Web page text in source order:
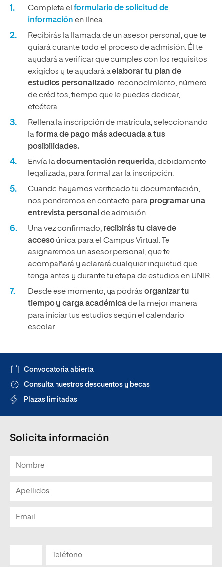
Completa el formulario de solicitud de
información en línea.
Recibirás la llamada de un asesor personal, que te
guiará durante todo el proceso de admisión. Él te
ayudará a verificar que cumples con los requisitos
exigidos y te ayudará aelaborar tu plan de
estudios personalizado: reconocimiento, número
de créditos, tiempo que le puedes dedicar,
etcétera.
Rellena la inscripción de matrícula, seleccionando
laforma de pago más adecuada a tus
posibilidades.
Envía ladocumentación requerida, debidamente
legalizada, para formalizar la inscripción.
Cuando hayamos verificado tu documentación,
nos pondremos en contacto para programar una
entrevista personal de admisión.
Una vez confirmado, recibirás tu clave de
acceso única para el Campus Virtual. Te
asignaremos un asesor personal, que te
acompañará y aclarará cualquier inquietud que
tenga antes y durante tu etapa de estudios en UNIR.
Desde ese momento, ya podrás organizar tu
tiempo y carga académicade la mejor manera
para iniciar tus estudios según el calendario
escolar.
Convocatoria abierta
Consulta nuestros descuentos y becas
Plazas limitadas
Solicita información